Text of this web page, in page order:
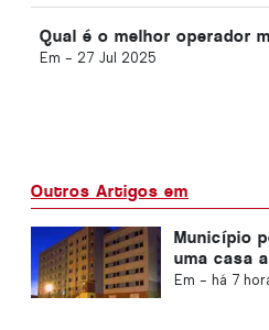
Qual é o melhor operador
Em - 27 Jul 2025
Outros Artigos em
Município
uma casa
Em - há 7